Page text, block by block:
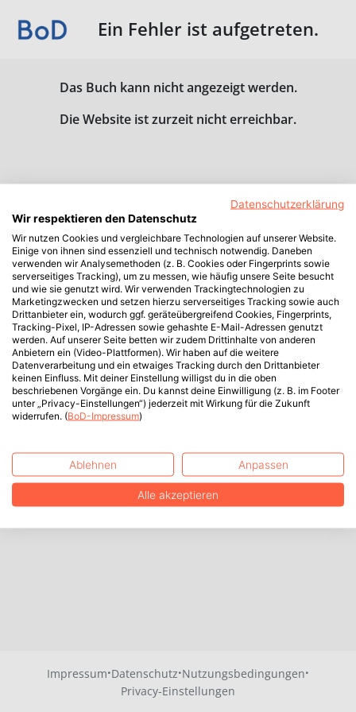
Ein Fehler ist aufgetreten.
Das Buch kann nicht angezeigt werden.
Die Website ist zurzeit nicht erreichbar.
Impressum·Datenschutz·Nutzungsbedingungen·
Privacy-Einstellungen
Datenschutzerklärung
Wir respektieren den Datenschutz
Wir nutzen Cookies und vergleichbare Technologien auf unserer Website.
Einige von ihnen sind essenziell und technisch notwendig. Daneben
verwenden wir Analysemethoden (z. B. Cookies oder Fingerprints sowie
serverseitiges Tracking), um zu messen, wie häufig unsere Seite besucht
und wie sie genutzt wird. Wir verwenden Trackingtechnologien zu
Marketingzwecken und setzen hierzu serverseitiges Tracking sowie auch
Drittanbieter ein, wodurch ggf. geräteübergreifend Cookies, Fingerprints,
Tracking-Pixel, IP-Adressen sowie gehashte E-Mail-Adressen genutzt
werden. Auf unserer Seite betten wir zudem Drittinhalte von anderen
Anbietern ein (Video-Plattformen). Wir haben auf die weitere
Datenverarbeitung und ein etwaiges Tracking durch den Drittanbieter
keinen Einfluss. Mit deiner Einstellung willigst du in die oben
beschriebenen Vorgänge ein. Du kannst deine Einwilligung (z. B. im Footer
unter „Privacy-Einstellungen“) jederzeit mit Wirkung für die Zukunft
widerrufen. (BoD-Impressum)
Ablehnen Anpassen
Alle akzeptieren